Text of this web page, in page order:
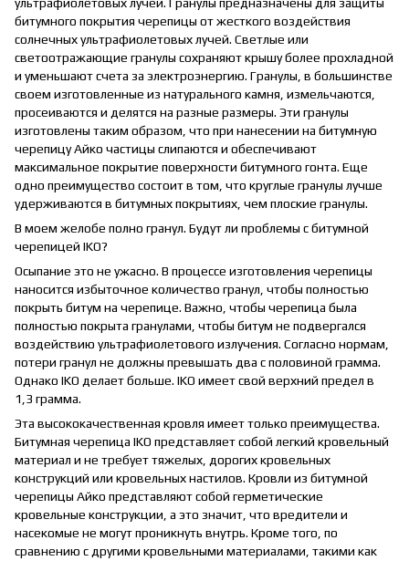
ультрафиолетовых лучей. Гранулы предназначены для защиты
битумного покрытия черепицы от жесткого воздействия
солнечных ультрафиолетовых лучей. Светлые или
светоотражающие гранулы сохраняют крышу более прохладной
и уменьшают счета за электроэнергию. Гранулы, в большинстве
своем изготовленные из натурального камня, измельчаются,
просеиваются и делятся на разные размеры. Эти гранулы
изготовлены таким образом, что при нанесении на битумную
черепицу Айко частицы слипаются и обеспечивают
максимальное покрытие поверхности битумного гонта. Еще
одно преимущество состоит в том, что круглые гранулы лучше
удерживаются в битумных покрытиях, чем плоские гранулы.
В моем желобе полно гранул. Будут ли проблемы с битумной
черепицей IKO?
Осыпание это не ужасно. В процессе изготовления черепицы
наносится избыточное количество гранул, чтобы полностью
покрыть битум на черепице. Важно, чтобы черепица была
полностью покрыта гранулами, чтобы битум не подвергался
воздействию ультрафиолетового излучения. Согласно нормам,
потери гранул не должны превышать два с половиной грамма.
Однако IKO делает больше. IKO имеет свой верхний предел в
1,3 грамма.
Эта высококачественная кровля имеет только преимущества.
Битумная черепица IKO представляет собой легкий кровельный
материал и не требует тяжелых, дорогих кровельных
конструкций или кровельных настилов. Кровли из битумной
черепицы Айко представляют собой герметические
кровельные конструкции, а это значит, что вредители и
насекомые не могут проникнуть внутрь. Кроме того, по
сравнению с другими кровельными материалами, такими как